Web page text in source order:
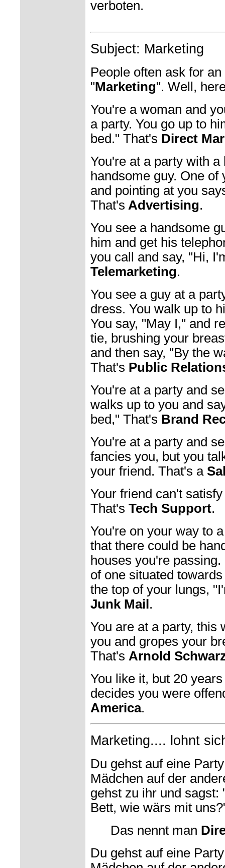
verboten.
Subject: Marketing
People often ask for
"Marketing". Well,
You're a woman and
a party. You go up to
bed." That's Direct
You're at a party with
handsome guy. One
and pointing at you
That's Advertising.
You see a handsome
him and get his
you call and say, "Hi,
Telemarketing.
You see a guy at a
dress. You walk up to
You say, "May I," and
tie, brushing your
and then say, "By the
That's Public
You're at a party and
walks up to you and
bed," That's Brand
You're at a party and
fancies you, but you
your friend. That's a
Your friend can't
That's Tech Support.
You're on your way to
that there could be
houses you're
of one situated
the top of your lungs,
Junk Mail .
You are at a party, this
you and gropes your
That's Arnold
You like it, but 20
decides you were
America.
Marketing.... lohnt
Du gehst auf eine
Mädchen auf der
gehst zu ihr und
Bett, wie wärs mit
Das nennt man
Du gehst auf eine